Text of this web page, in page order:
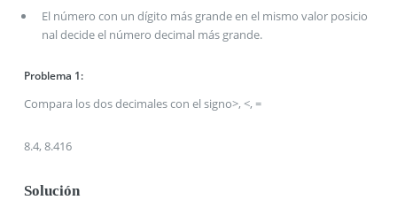
El número con un dígito más grande en el mismo valor posicio
nal decide el número decimal más grande.
Problema 1:
Compara los dos decimales con el signo>, <, =
8.4, 8.416
Solución